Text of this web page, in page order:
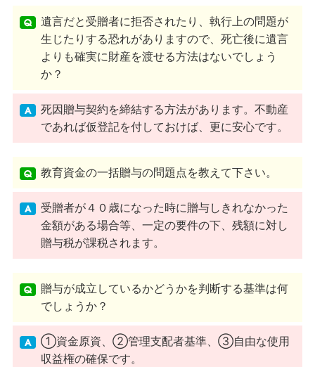
遺言だと受贈者に拒否されたり、執行上の問題が
生じたりする恐れがありますので、死亡後に遺言
よりも確実に財産を渡せる方法はないでしょう
か？
死因贈与契約を締結する方法があります。不動産
であれば仮登記を付しておけば、更に安心です。
教育資金の一括贈与の問題点を教えて下さい。
受贈者が４０歳になった時に贈与しきれなかった
金額がある場合等、一定の要件の下、残額に対し
贈与税が課税されます。
贈与が成立しているかどうかを判断する基準は何
でしょうか？
①資金原資、②管理支配者基準、③自由な使用
収益権の確保です。